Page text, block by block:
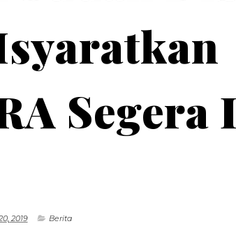
Segera
2019 Berita